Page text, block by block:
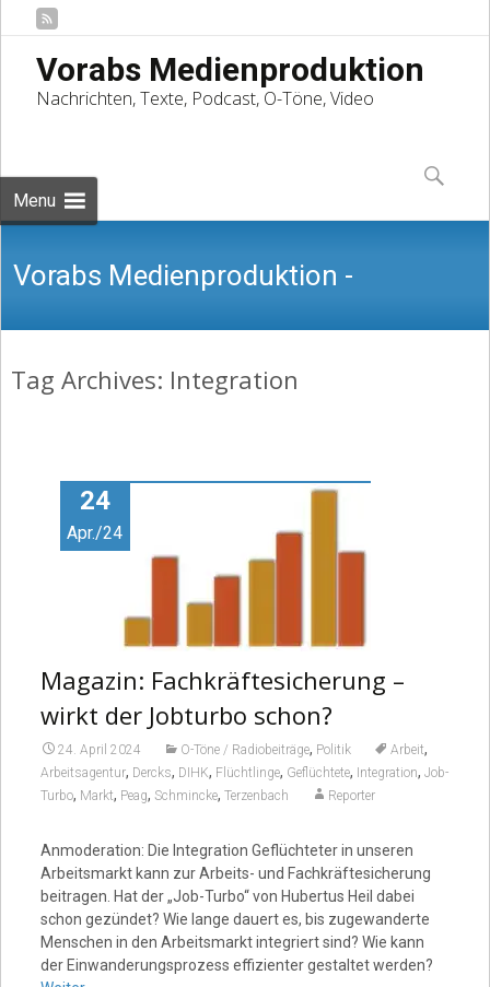
Vorabs Medienproduktion
Nachrichten, Texte, Podcast, O-Töne, Video
Menu
to
content
Suchen
nach:
Vorabs Medienproduktion -
Nachrichten, Texte, Podcast, O-Töne,
Video
Tag Archives: Integration
24
Apr./24
Magazin: Fachkräftesicherung –
wirkt der Jobturbo schon?
24. April 2024 O-Töne / Radiobeiträge, Politik Arbeit,
Arbeitsagentur, Dercks, DIHK, Flüchtlinge, Geflüchtete, Integration, Job-
Turbo, Markt, Peag, Schmincke, Terzenbach Reporter
Anmoderation: Die Integration Geflüchteter in unseren
Arbeitsmarkt kann zur Arbeits- und Fachkräftesicherung
beitragen. Hat der „Job-Turbo“ von Hubertus Heil dabei
schon gezündet? Wie lange dauert es, bis zugewanderte
Menschen in den Arbeitsmarkt integriert sind? Wie kann
der Einwanderungsprozess effizienter gestaltet werden?